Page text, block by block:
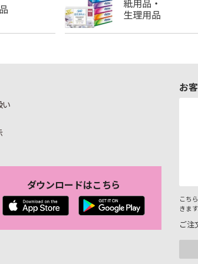
い
ダウンロードはこちら
お
こち
きま
ご注